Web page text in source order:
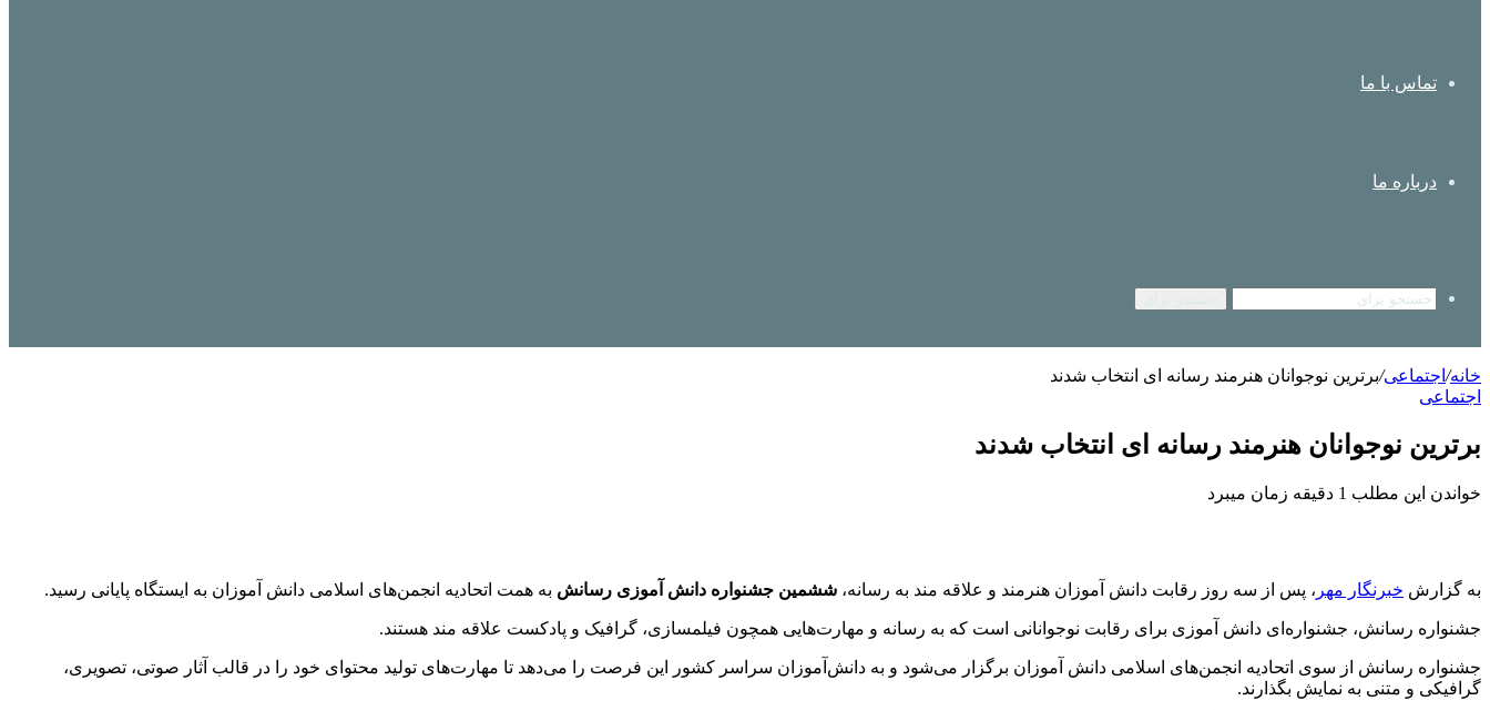
تماس با ما
درباره ما
خانه/ اجتماعی/برترین نوجوانان هنرمند رسانه ای انتخاب شدند
اجتماعی
برترین نوجوانان هنرمند رسانه ای انتخاب شدند
خواندن این مطلب 1 دقیقه زمان میبرد
به گزارش خبرنگار مهر ، پس از سه روز رقابت دانش آموزان هنرمند و علاقه مند به رسانه، ششمین جشنواره دانش آموزی رسانش به همت اتحادیه انجمن‌های اسلامی دانش آموزان به ایستگاه پایانی رسید.
جشنواره رسانش، جشنواره‌ای دانش آموزی برای رقابت نوجوانانی است که به رسانه و مهارت‌هایی همچون فیلمسازی، گرافیک و پادکست علاقه مند هستند.
جشنواره رسانش از سوی اتحادیه انجمن‌های اسلامی دانش آموزان برگزار می‌شود و به دانش‌آموزان سراسر کشور این فرصت را می‌دهد تا مهارت‌های تولید محتوای خود را در قالب آثار صوتی، تصویری،
گرافیکی و متنی به نمایش بگذارند.